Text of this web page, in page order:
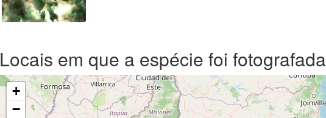
Locais em que a espécie foi fotografada
+
−